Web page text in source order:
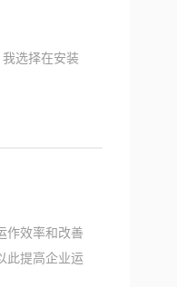
选择在安装
作效率和改善
此提高企业运